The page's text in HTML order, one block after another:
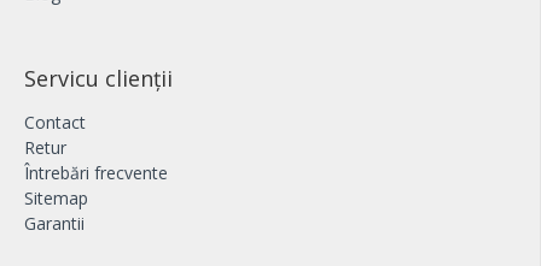
Servicu clienții
Contact
Retur
Întrebări frecvente
Sitemap
Garantii